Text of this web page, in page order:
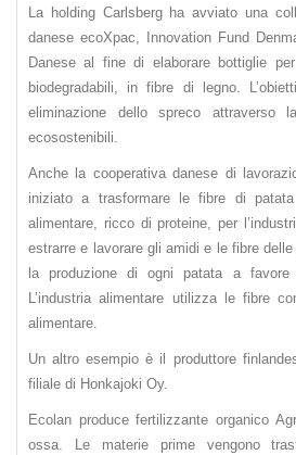
La holding Carlsberg ha avviato una
danese ecoXpac, Innovation Fund
Danese al fine di elaborare bottiglie
biodegradabili, in fibre di legno.
eliminazione dello spreco attraverso
ecosostenibili.
Anche la cooperativa danese di
iniziato a trasformare le fibre di
alimentare, ricco di proteine, per
estrarre e lavorare gli amidi e le fibre
la produzione di ogni patata a favore
L’industria alimentare utilizza le fibre
alimentare.
Un altro esempio è il produttore
filiale di Honkajoki Oy.
Ecolan produce fertilizzante organico
ossa. Le materie prime vengono